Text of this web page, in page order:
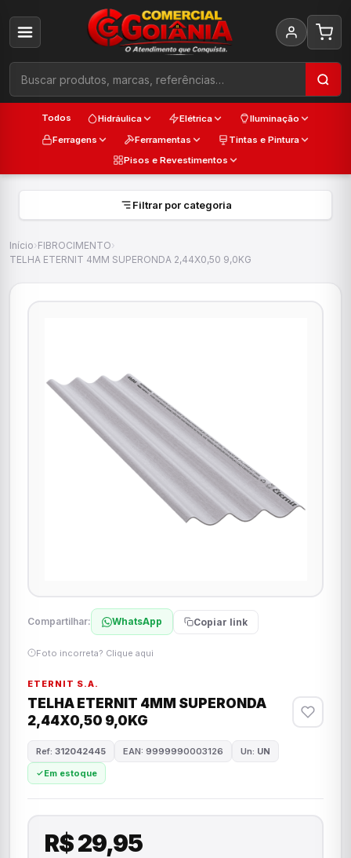
Todos Hidráulica Elétrica
Iluminação
Ferragens
Ferramentas
Tintas e Pintura
Pisos e Revestimentos
Filtrar por categoria
Início›FIBROCIMENTO›
TELHA ETERNIT 4MM SUPERONDA 2,44X0,50 9,0KG
Compartilhar: WhatsApp Copiar link
Foto incorreta? Clique aqui
ETERNIT S.A.
TELHA ETERNIT 4MM SUPERONDA
2,44X0,50 9,0KG
Ref: 312042445 EAN: 9999990003126 Un: UN
Em estoque
R$ 29,95